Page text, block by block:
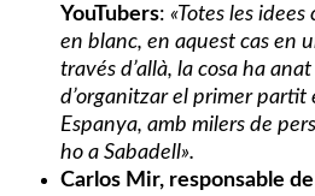
YouTubers: «Totes les
en blanc, en aquest cas en
través d’allà, la cosa ha
d’organitzar el primer partit
Espanya, amb milers de
ho a Sabadell».
Carlos Mir, responsable